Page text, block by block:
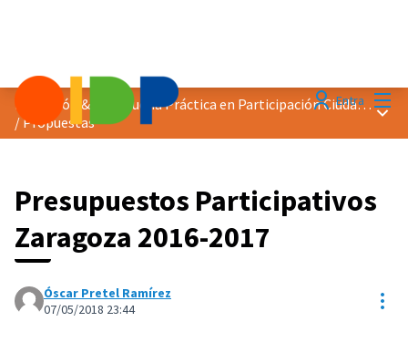
EntraDistinción &quot;Buena Práctica en Participación Ciudadana&quot; 2018
/Propuestas
Presupuestos Participativos
Zaragoza 2016-2017
Óscar Pretel Ramírez
07/05/2018 23:44